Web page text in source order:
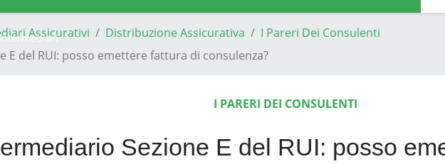
Assicurativi Distribuzione Assicurativa
I Pareri Dei Consulenti
E del RUI: posso emettere fattura di consulenza?
I PARERI DEI CONSULENTI
Sezione E del RUI: posso